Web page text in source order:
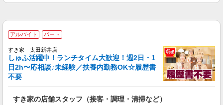
アルバイト パート
分単位で別途支給します。
王子製鉄 群馬工場店 （群馬県太田市新田反
町町120番地 内社員食堂1階）
アルバイト パート
すき家 太田新井店
しゅふ活躍中！ランチタイム大歓迎！週2日・1
日2h〜応相談♪未経験／扶養内勤務OK☆履歴書
不要
すき家の店舗スタッフ（接客・調理・清掃など）